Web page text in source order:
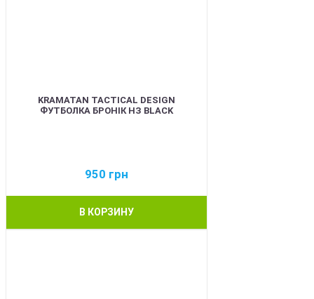
KRAMATAN TACTICAL DESIGN
ФУТБОЛКА БРОНІК НЗ BLACK
950 грн
В КОРЗИНУ